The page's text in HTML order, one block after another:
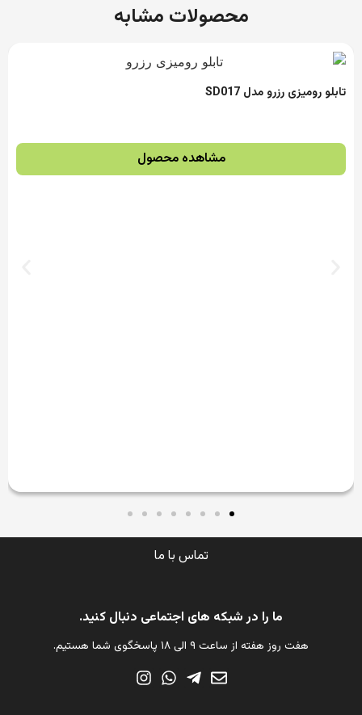
محصولات مشابه
تابلو رومیزی رزرو مدل SD017
مشاهده محصول
تماس با ما
ما را در شبکه های اجتماعی دنبال کنید.
هفت روز هفته از ساعت ۹ الی ۱۸ پاسخگوی شما هستیم.